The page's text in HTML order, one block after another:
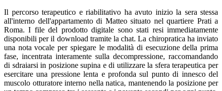
Il percorso terapeutico e riabilitativo ha avuto inizio la sera stessa
all'interno dell'appartamento di Matteo situato nel quartiere Prati a
Roma. I file del prodotto digitale sono stati resi immediatamente
disponibili per il download tramite la chat. La chiropratica ha inviato
una nota vocale per spiegare le modalità di esecuzione della prima
fase, incentrata interamente sulla decompressione, raccomandando
di sdraiarsi in posizione supina e di utilizzare la sfera terapeutica per
esercitare una pressione lenta e profonda sul punto di innesco del
muscolo otturatore interno nella natica, mantenendo la posizione per